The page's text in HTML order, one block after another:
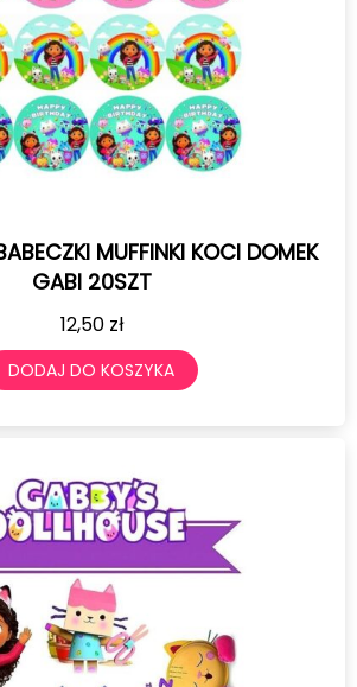
MUFFINKI KOCI DOMEK
GABI 20SZT
12,50 zł
DODAJ DO KOSZYKA